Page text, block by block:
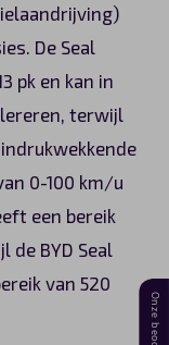
De Seal
pk en kan in
terwijl
indrukwekkende
0-100 km/u
een bereik
BYD Seal
van 520